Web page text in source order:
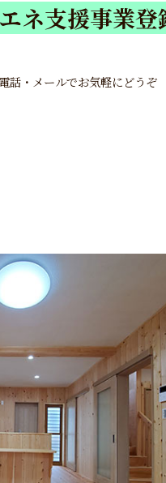
ネ支援事業登
話・メールでお気軽にどうぞ